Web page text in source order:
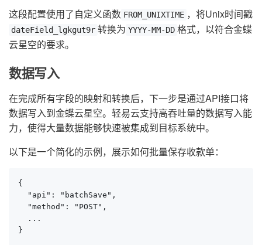
这段配置使用了自定义函数 FROM_UNIXTIME ，将Unix时间戳
dateField_lgkgut9r 转换为 YYYY-MM-DD 格式，以符合金蝶
云星空的要求。
数据写入
在完成所有字段的映射和转换后，下一步是通过API接口将
数据写入到金蝶云星空。轻易云支持高吞吐量的数据写入能
力，使得大量数据能够快速被集成到目标系统中。
以下是一个简化的示例，展示如何批量保存收款单：
{
  "api": "batchSave",
  "method": "POST",
  ...
}